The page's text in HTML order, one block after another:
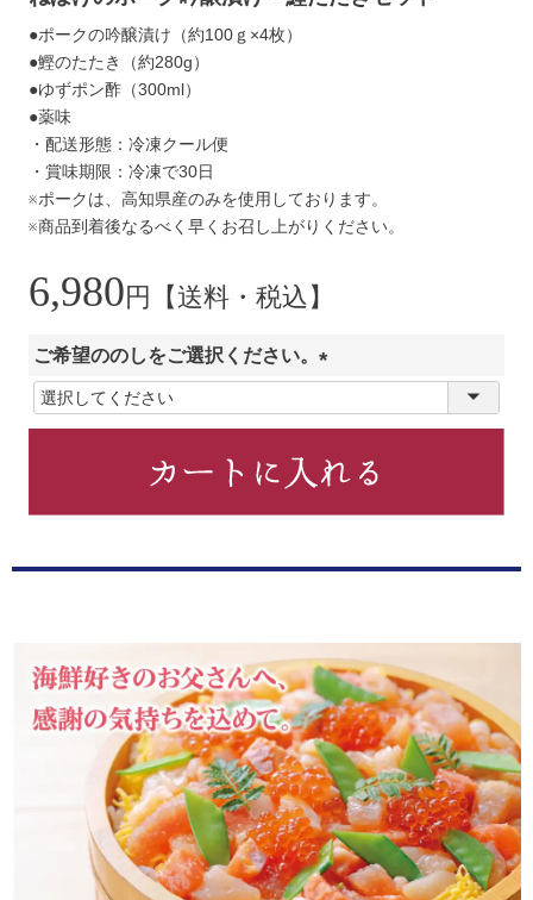
●ポークの吟醸漬け（約100ｇ×4枚）
●鰹のたたき（約280g）
●ゆずポン酢（300ml）
●薬味
・配送形態：冷凍クール便
・賞味期限：冷凍で30日
※ポークは、高知県産のみを使用しております。
※商品到着後なるべく早くお召し上がりください。
6,980 円【送料・税込】
ご希望ののしをご選択ください。
)